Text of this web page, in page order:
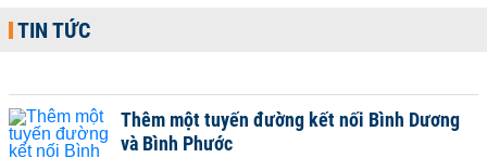
TIN TỨC
Thêm một tuyến đường kết nối Bình Dương
và Bình Phước